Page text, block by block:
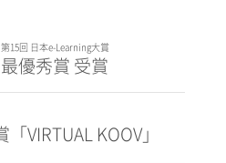
第15回 日本e-Learning大賞
最優秀賞 受賞
VIRTUAL KOOV」